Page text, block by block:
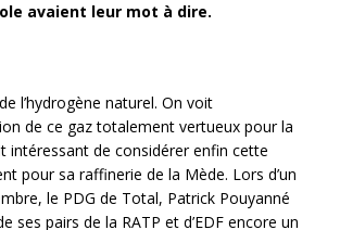
avaient leur mot à dire.
l’hydrogène naturel. On voit
de ce gaz totalement vertueux pour la
intéressant de considérer enfin cette
pour sa raffinerie de la Mède. Lors d’un
le PDG de Total, Patrick Pouyanné
pairs de la RATP et d’EDF encore un